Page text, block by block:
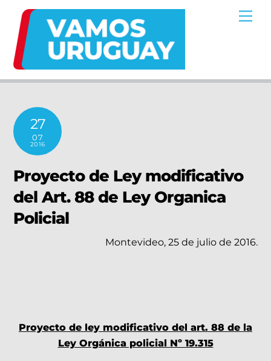
content
27
07
2016
Proyecto de Ley modificativo
del Art. 88 de Ley Organica
Policial
Montevideo, 25 de julio de 2016.
Proyecto de ley modificativo del art. 88 de la
Ley Orgánica policial Nº 19.315